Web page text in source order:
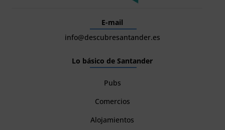
E-mail
info@descubresantander.es
Lo básico de Santander
Pubs
Comercios
Alojamientos